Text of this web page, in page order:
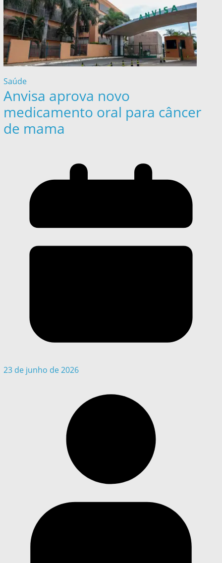
Saúde
Anvisa aprova novo
medicamento oral para câncer
de mama
23 de junho de 2026